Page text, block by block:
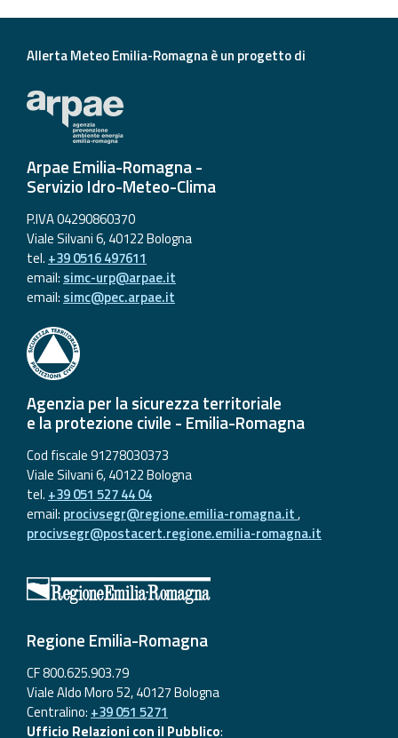
Informazioni
frequenti
Guida per gli
sviluppatori
Allerta
Meteo
Emilia-
Romagna
Allerta Meteo Emilia-Romagna è un progetto di
Arpae Emilia-Romagna -
Servizio Idro-Meteo-Clima
P.IVA 04290860370
Viale Silvani 6, 40122 Bologna
tel. +39 0516 497611
email: simc-urp@arpae.it
email: simc@pec.arpae.it
Agenzia per la sicurezza territoriale
e la protezione civile - Emilia-Romagna
Cod fiscale 91278030373
Viale Silvani 6, 40122 Bologna
tel. +39 051 527 44 04
email: procivsegr@regione.emilia-romagna.it,
procivsegr@postacert.regione.emilia-romagna.it
Regione Emilia-Romagna
CF 800.625.903.79
Viale Aldo Moro 52, 40127 Bologna
Centralino: +39 051 5271
Ufficio Relazioni con il Pubblico: